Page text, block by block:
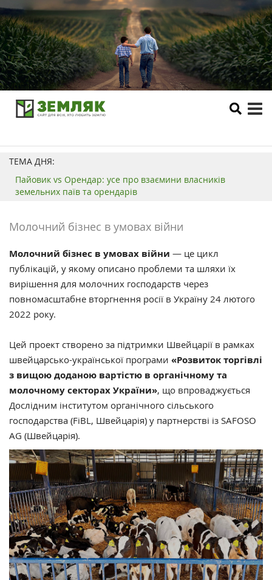
ТЕМА ДНЯ:
Пайовик vs Орендар: усе про взаємини власників
земельних паїв та орендарів
Молочний бізнес в умовах війни
Молочний бізнес в умовах війни — це цикл
публікацій, у якому описано проблеми та шляхи їх
вирішення для молочних господарств через
повномасштабне вторгнення росії в Україну 24 лютого
2022 року.
Цей проект створено за підтримки Швейцарії в рамках
швейцарсько-української програми «Розвиток торгівлі
з вищою доданою вартістю в органічному та
молочному секторах України», що впроваджується
Дослідним інститутом органічного сільського
господарства (FiBL, Швейцарія) у партнерстві із SAFOSO
AG (Швейцарія).